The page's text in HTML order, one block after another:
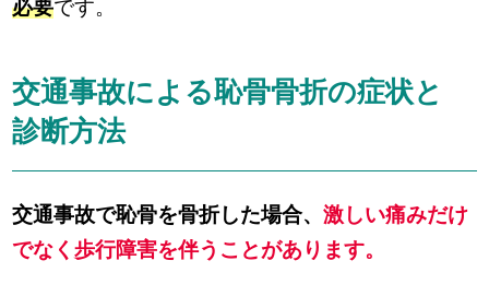
必要です。
交通事故による恥骨骨折の症状と
診断方法
交通事故で恥骨を骨折した場合、激しい痛みだけ
でなく歩行障害を伴うことがあります。